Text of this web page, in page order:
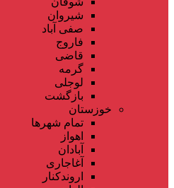
شیروان
صفی آباد
فاروج
قاضی
گرمه
لوجلی
بازگشت
خوزستان
تمام شهر‌ها
اهواز
آبادان
آغاجاری
اروندکنار